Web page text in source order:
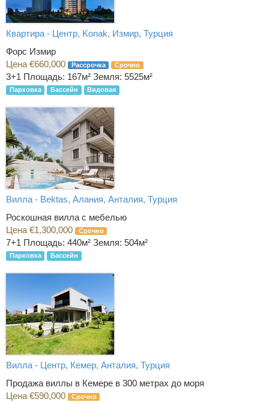
Квартира - Центр, Konak, Измир, Турция
Форс Измир
Цена €660,000
Рассрочка Срочно
3+1 Площадь: 167м² Земля: 5525м²
Парковка Бассейн Видовая
Вилла - Bektas, Алания, Анталия, Турция
Роскошная вилла с мебелью
Цена €1,300,000
Срочно
7+1 Площадь: 440м² Земля: 504м²
Парковка Бассейн
Вилла - Центр, Кемер, Анталия, Турция
Продажа виллы в Кемере в 300 метрах до моря
Цена €590,000
Срочно